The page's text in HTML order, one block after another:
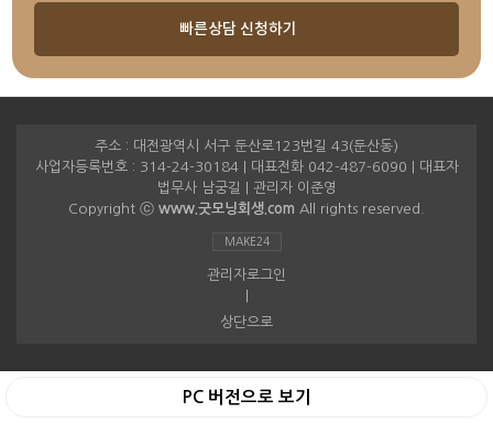
주소 : 대전광역시 서구 둔산로123번길 43(둔산동)
사업자등록번호 : 314-24-30184 | 대표전화 042-487-6090 | 대표자
법무사 남궁길 | 관리자 이준영
Copyright ⓒ www.굿모닝회생.com All rights reserved.
MAKE24
관리자로그인
상단으로
PC 버전으로 보기